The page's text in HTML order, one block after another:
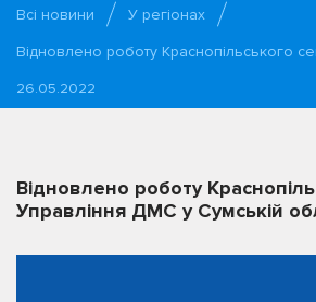
Всі новини
У регіонах
Відновлено роботу Краснопільського
26.05.2022
Відновлено роботу
Управління ДМС у Сумській